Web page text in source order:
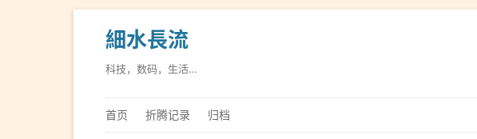
細水長流
科技，数码，生活…
首页 折腾记录 归档